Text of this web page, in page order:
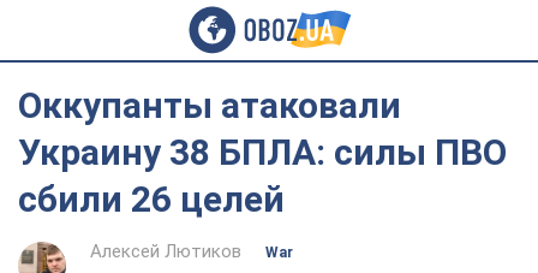
Оккупанты атаковали
Украину 38 БПЛА: силы ПВО
сбили 26 целей
Алексей Лютиков
War